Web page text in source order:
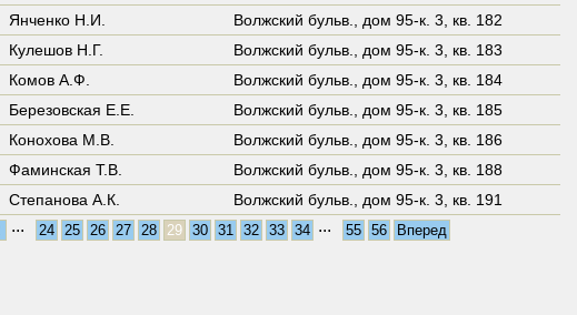
Янченко Н.И. Волжский бульв., дом 95-к. 3
кв. 182
Кулешов Н.Г. Волжский бульв., дом 95-к. 3
кв. 183
Комов А.Ф. Волжский бульв., дом 95-к. 3
кв. 184
Березовская Е.Е. Волжский бульв., дом 95-к. 3
кв. 185
Конохова М.В. Волжский бульв., дом 95-к. 3
кв. 186
Фаминская Т.В. Волжский бульв., дом 95-к. 3
кв. 188
Степанова А.К. Волжский бульв., дом 95-к. 3 кв. 191
... 24 25 26 27 28 29 30 31 32 33 34 ... 55 56 Вперед